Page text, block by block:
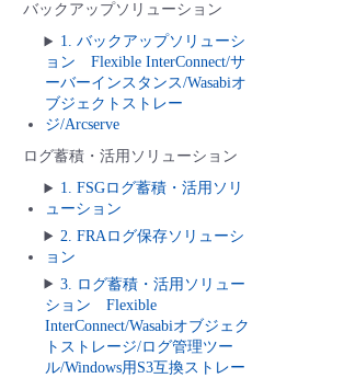
バックアップソリューション
1. バックアップソリューシ
ョン Flexible InterConnect/サ
ーバーインスタンス/Wasabiオ
ブジェクトストレー
ジ/Arcserve
ログ蓄積・活用ソリューション
1. FSGログ蓄積・活用ソリ
ューション
2. FRAログ保存ソリューシ
ョン
3. ログ蓄積・活用ソリュー
ション Flexible
InterConnect/Wasabiオブジェク
トストレージ/ログ管理ツー
ル/Windows用S3互換ストレー